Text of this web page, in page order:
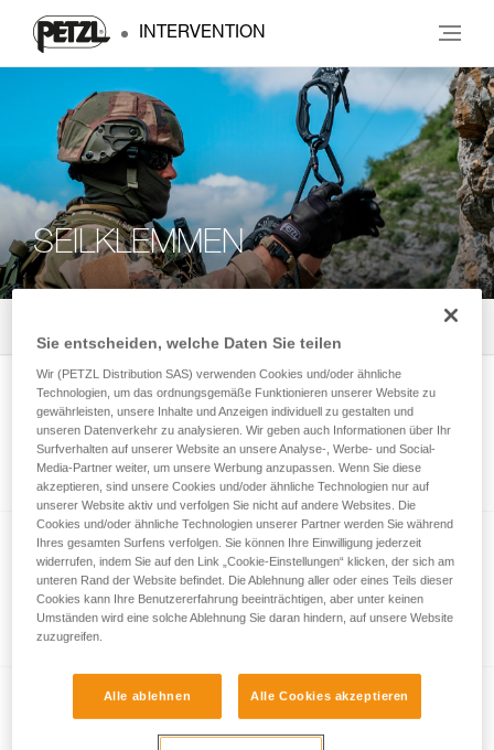
INTERVENTION
SEILKLEMMEN
ASCENSION
Handsteigklemme für den Aufstieg am
BASIC
Kompakte, vielseitige Seilklemme
Sie entscheiden, welche Daten Sie teilen
Wir (PETZL Distribution SAS) verwenden Cookies und/oder ähnliche
Technologien, um das ordnungsgemäße Funktionieren unserer Website zu
gewährleisten, unsere Inhalte und Anzeigen individuell zu gestalten und
unseren Datenverkehr zu analysieren. Wir geben auch Informationen über Ihr
Surfverhalten auf unserer Website an unsere Analyse-, Werbe- und Social-
Media-Partner weiter, um unsere Werbung anzupassen. Wenn Sie diese
akzeptieren, sind unsere Cookies und/oder ähnliche Technologien nur auf
unserer Website aktiv und verfolgen Sie nicht auf andere Websites. Die
Cookies und/oder ähnliche Technologien unserer Partner werden Sie während
Ihres gesamten Surfens verfolgen. Sie können Ihre Einwilligung jederzeit
widerrufen, indem Sie auf den Link „Cookie-Einstellungen“ klicken, der sich am
unteren Rand der Website befindet. Die Ablehnung aller oder eines Teils dieser
Cookies kann Ihre Benutzererfahrung beeinträchtigen, aber unter keinen
Umständen wird eine solche Ablehnung Sie daran hindern, auf unsere Website
zuzugreifen.
Alle ablehnen Alle Cookies akzeptieren